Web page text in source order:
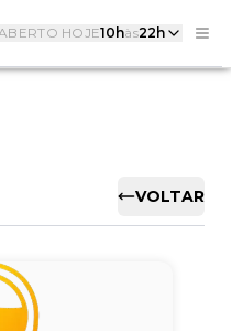
HOJE10hàs22h
VOLTAR